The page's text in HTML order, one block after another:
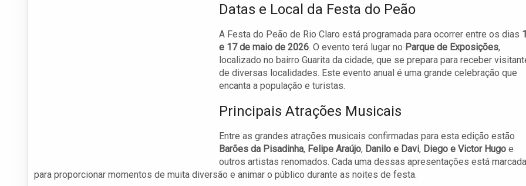
Datas e Local da Festa do Peão
A Festa do Peão de Rio Claro está programada para ocorrer entre os dias
e 17 de maio de 2026. O evento terá lugar no Parque de Exposições,
localizado no bairro Guarita da cidade, que se prepara para receber
de diversas localidades. Este evento anual é uma grande celebração que
encanta a população e turistas.
Principais Atrações Musicais
Entre as grandes atrações musicais confirmadas para esta edição estão
Barões da Pisadinha, Felipe Araújo, Danilo e Davi, Diego e Victor Hugo e
outros artistas renomados. Cada uma dessas apresentações está marcada
para proporcionar momentos de muita diversão e animar o público durante as noites de festa.